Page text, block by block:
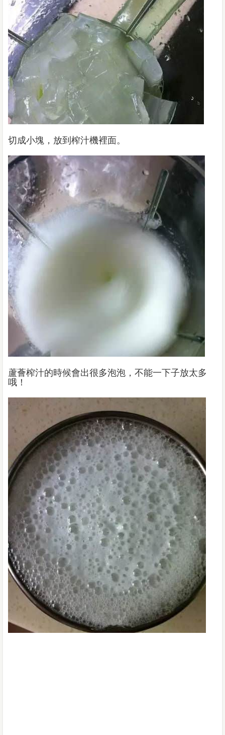
切成小塊，放到榨汁機裡面。
蘆薈榨汁的時候會出很多泡泡，不能一下子放太多
哦！